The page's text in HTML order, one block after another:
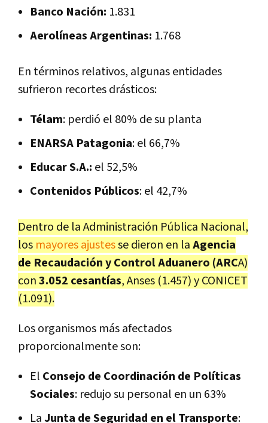
Banco Nación: 1.831
Aerolíneas Argentinas: 1.768
En términos relativos, algunas entidades
sufrieron recortes drásticos:
Télam: perdió el 80% de su planta
ENARSA Patagonia: el 66,7%
Educar S.A.: el 52,5%
Contenidos Públicos: el 42,7%
Dentro de la Administración Pública Nacional,
los mayores ajustesse dieron en laAgencia
de Recaudación y Control Aduanero (ARCA)
con3.052 cesantías, Anses (1.457) y CONICET
(1.091).
Los organismos más afectados
proporcionalmente son:
El Consejo de Coordinación de Políticas
Sociales: redujo su personal en un 63%
LaJunta de Seguridad en el Transporte: